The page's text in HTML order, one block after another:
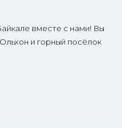
вместе с нами! Вы
и горный посёлок